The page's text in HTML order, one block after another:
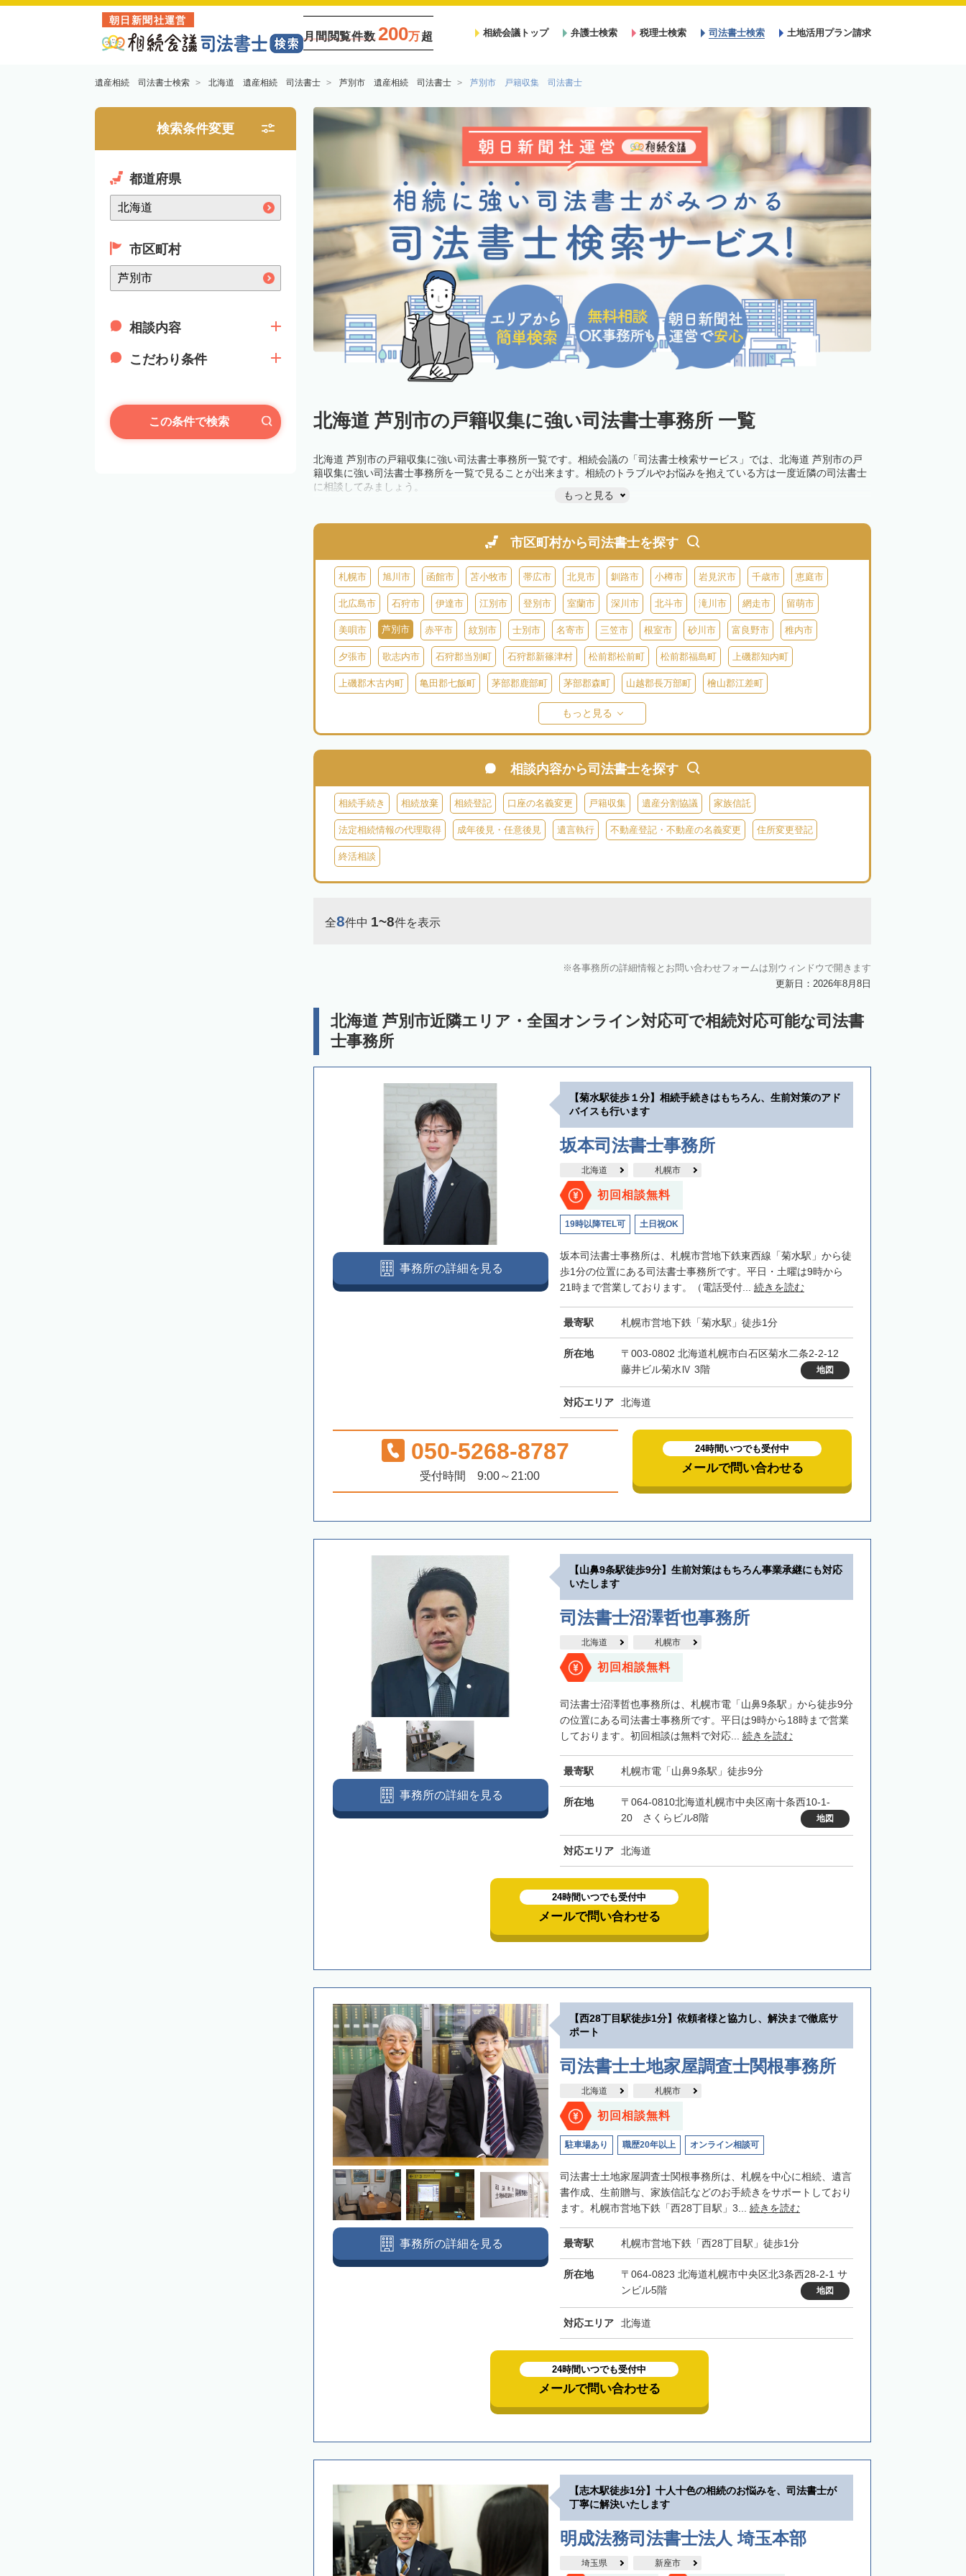
朝日新聞社運営
月間閲覧件数 200万超 相続会議トップ 弁護士検索 税理士検索 司法書士検索 土地活用プラン請求
遺産相続 司法書士検索 北海道 遺産相続 司法書士 芦別市 遺産相続 司法書士 芦別市 戸籍収集 司法書士
検索条件変更
都道府県
市区町村
相談内容
こだわり条件
この条件で検索 北海道 芦別市の戸籍収集に強い司法書士事務所 一覧
北海道 芦別市の戸籍収集に強い司法書士事務所一覧です。相続会議の「司法書士検索サービス」では、北海道 芦別市の戸
籍収集に強い司法書士事務所を一覧で見ることが出来ます。相続のトラブルやお悩みを抱えている方は一度近隣の司法書士
に相談してみましょう。
もっと見る
市区町村から司法書士を探す
札幌市 旭川市 函館市 苫小牧市 帯広市 北見市 釧路市 小樽市 岩見沢市 千歳市 恵庭市
北広島市 石狩市 伊達市 江別市 登別市 室蘭市 深川市 北斗市 滝川市 網走市 留萌市
美唄市 芦別市 赤平市 紋別市 士別市 名寄市 三笠市 根室市 砂川市 富良野市 稚内市
夕張市 歌志内市 石狩郡当別町 石狩郡新篠津村 松前郡松前町 松前郡福島町 上磯郡知内町
上磯郡木古内町 亀田郡七飯町 茅部郡鹿部町 茅部郡森町 山越郡長万部町 檜山郡江差町
奥尻郡奥尻町
島牧郡島牧村 寿都郡寿都町 寿都郡黒松内町 磯谷郡蘭越町 虻田郡ニセコ町 虻田郡倶知安町
虻田郡喜茂別町 虻田郡京極町 虻田郡豊浦町
岩内郡共和町 岩内郡岩内町 二海郡八雲町 古宇郡泊村 古宇郡神恵内村 古平郡古平町 積丹郡積丹町
余市郡仁木町 余市郡余市町 余市郡赤井川村 空知郡南幌町 空知郡奈井江町 空知郡上砂川町
空知郡上富良野町 空知郡中富良野町 空知郡南富良野町 夕張郡由仁町 夕張郡長沼町 夕張郡栗山町
樺戸郡月形町
上川郡東神楽町 上川郡鷹栖町
中川郡幕別町 中川郡池田町 中川郡豊頃町
天塩郡遠別町 天塩郡天塩町 天塩郡豊富町 天塩郡幌延町 宗谷郡猿払村 枝幸郡浜頓別町
網走郡津別町 網走郡大空町 斜里郡斜里町 斜里郡清里町 斜里郡小清水町 常呂郡訓子府町
常呂郡佐呂間町 紋別郡湧別町 紋別郡滝上町
紋別郡雄武町 白老郡白老町 沙流郡日高町 沙流郡平取町
様似郡様似町
河東郡上士幌町 河東郡鹿追町 河西郡中札内村 河西郡更別村
広尾郡広尾町 足寄郡足寄町 十勝郡浦幌町 釧路郡釧路町
川上郡弟子屈町
標津郡標津町 目梨郡羅臼町
もっと見る
相談内容から司法書士を探す
相続手続き 相続放棄 相続登記 口座の名義変更 戸籍収集 遺産分割協議 家族信託
法定相続情報の代理取得 成年後見・任意後見 遺言執行 不動産登記・不動産の名義変更 住所変更登記
終活相談
全8件中 1~8件を表示
各事務所の詳細情報とお問い合わせフォームは別ウィンドウで開きます
更新日：2026年8月8日
北海道 芦別市近隣エリア・全国オンライン対応可で相続対応可能な司法書
士事務所
【菊水駅徒歩１分】相続手続きはもちろん、生前対策のアド
バイスも行います
坂本司法書士事務所
北海道 札幌市
初回相談無料
19時以降TEL可 土日祝OK
坂本司法書士事務所は、札幌市営地下鉄東西線「菊水駅」から徒
歩1分の位置にある司法書士事務所です。平日・土曜は9時から
21時まで営業しております。（電話受付... 続きを読む
最寄駅 札幌市営地下鉄「菊水駅」徒歩1分
所在地
〒003-0802 北海道札幌市白石区菊水二条2-2-12
藤井ビル菊水Ⅳ 3階
地図
対応エリア 北海道
事務所の詳細を見る
050-5268-8787
受付時間 9:00～21:00
24時間いつでも受付中
メールで問い合わせる
【山鼻9条駅徒歩9分】生前対策はもちろん事業承継にも対応
いたします
司法書士沼澤哲也事務所
北海道 札幌市
初回相談無料
司法書士沼澤哲也事務所は、札幌市電「山鼻9条駅」から徒歩9分
の位置にある司法書士事務所です。平日は9時から18時まで営業
しております。初回相談は無料で対応... 続きを読む
最寄駅 札幌市電「山鼻9条駅」徒歩9分
所在地
〒064-0810北海道札幌市中央区南十条西10-1-
20 さくらビル8階
地図
対応エリア 北海道
事務所の詳細を見る
24時間いつでも受付中
メールで問い合わせる
【西28丁目駅徒歩1分】依頼者様と協力し、解決まで徹底サ
ポート
司法書士土地家屋調査士関根事務所
北海道 札幌市
初回相談無料
駐車場あり 職歴20年以上 オンライン相談可
司法書士土地家屋調査士関根事務所は、札幌を中心に相続、遺言
書作成、生前贈与、家族信託などのお手続きをサポートしており
ます。札幌市営地下鉄「西28丁目駅」3... 続きを読む
最寄駅 札幌市営地下鉄「西28丁目駅」徒歩1分
所在地
〒064-0823 北海道札幌市中央区北3条西28-2-1 サ
ンビル5階
地図
対応エリア 北海道
事務所の詳細を見る
24時間いつでも受付中
メールで問い合わせる
【志木駅徒歩1分】十人十色の相続のお悩みを、司法書士が
丁寧に解決いたします
明成法務司法書士法人 埼玉本部
埼玉県 新座市